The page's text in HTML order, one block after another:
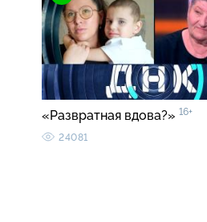
«Развратная вдова?» 16+
24081